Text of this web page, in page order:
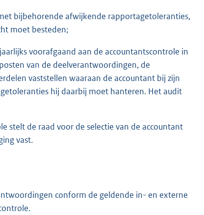
bijbehorende afwijkende rapportagetoleranties,
moet besteden;
voorafgaand aan de accountantscontrole in
van de deelverantwoordingen, de
vaststellen waaraan de accountant bij zijn
hij daarbij moet hanteren. Het audit
stelt de raad voor de selectie van de accountant
vast.
conform de geldende in- en externe